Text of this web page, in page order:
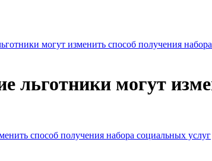
могут изменить способ получения
льготники могут